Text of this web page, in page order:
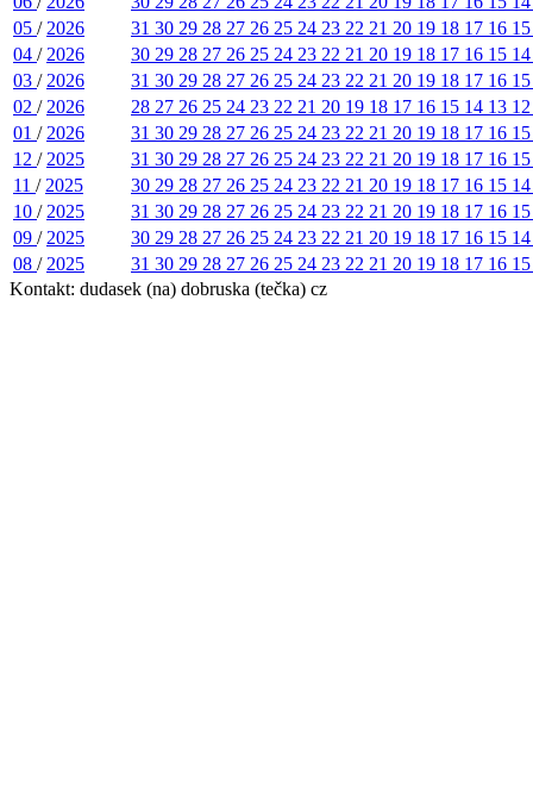
05 / 2026 31 30 29 28 27 26 25 24 23 22 21 20 19 18 17 16
04 / 2026 30 29 28 27 26 25 24 23 22 21 20 19 18 17 16 15
03 / 2026 31 30 29 28 27 26 25 24 23 22 21 20 19 18 17 16
02 / 2026 28 27 26 25 24 23 22 21 20 19 18 17 16 15 14 13
01 / 2026 31 30 29 28 27 26 25 24 23 22 21 20 19 18 17 16
12 / 2025 31 30 29 28 27 26 25 24 23 22 21 20 19 18 17 16
11 / 2025 30 29 28 27 26 25 24 23 22 21 20 19 18 17 16 15
10 / 2025 31 30 29 28 27 26 25 24 23 22 21 20 19 18 17 16
09 / 2025 30 29 28 27 26 25 24 23 22 21 20 19 18 17 16 15
08 / 2025 31 30 29 28 27 26 25 24 23 22 21 20 19 18 17 16
Kontakt: dudasek (na) dobruska (tečka) cz